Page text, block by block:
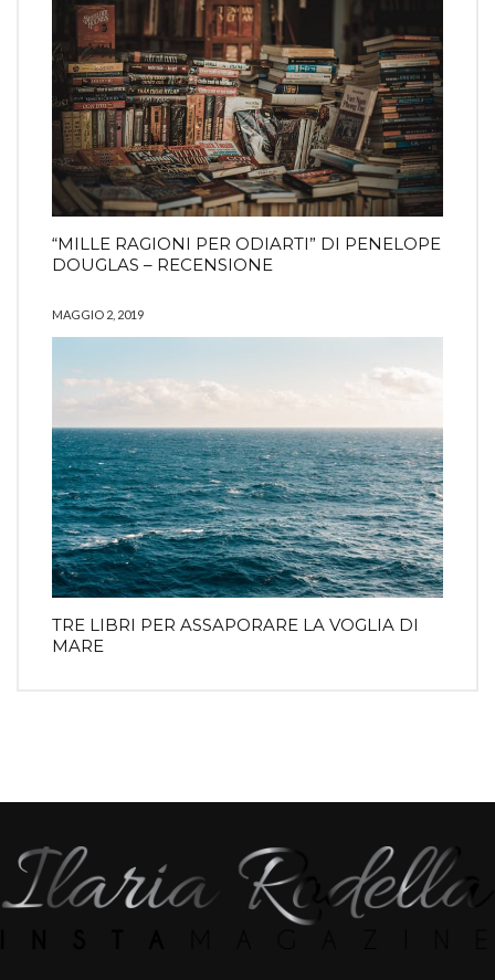
“MILLE RAGIONI PER ODIARTI” DI PENELOPE
DOUGLAS – RECENSIONE
MAGGIO 2, 2019
TRE LIBRI PER ASSAPORARE LA VOGLIA DI
MARE